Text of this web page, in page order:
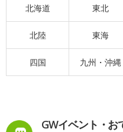
北海道 東北
北陸 東海
四国 九州・沖縄
GWイベント・お